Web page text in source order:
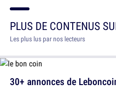
PLUS DE CONTENUS
Les plus lus par nos lecteurs
30+ annonces de